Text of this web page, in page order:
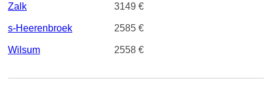
Zalk 3149 €
s-Heerenbroek 2585 €
Wilsum 2558 €